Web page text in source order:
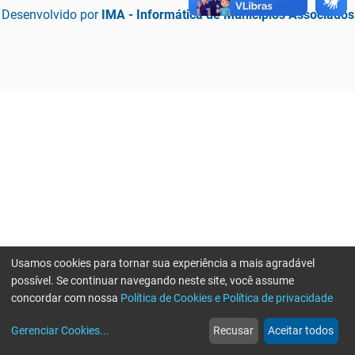
Desenvolvido por IMA - Informática de Municípios Associados
web
Notícias
more_horiz
Mais
Usamos cookies para tornar sua experiência a mais agradável
possível. Se continuar navegando neste site, você assume
concordar com nossa Política de Cookies e Política de privacidade
Gerenciar Cookies... Recusar Aceitar todos
Erro ao enviar informações, por favor tente novamente